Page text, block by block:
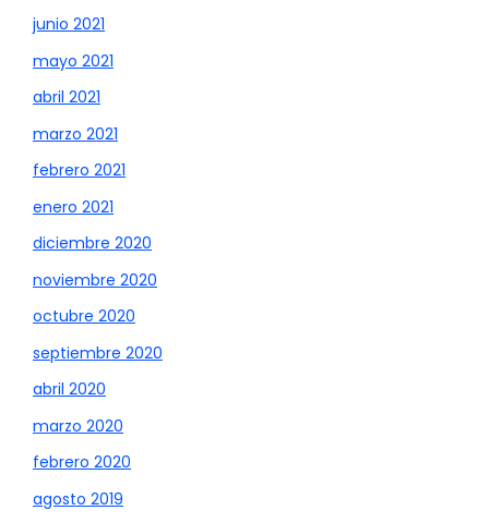
junio 2021
mayo 2021
abril 2021
marzo 2021
febrero 2021
enero 2021
diciembre 2020
noviembre 2020
octubre 2020
septiembre 2020
abril 2020
marzo 2020
febrero 2020
agosto 2019